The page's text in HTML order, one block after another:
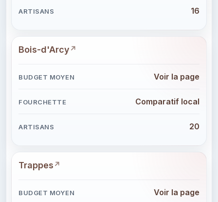
16
Bois-d'Arcy
Voir la page
Comparatif local
20
Trappes
Voir la page